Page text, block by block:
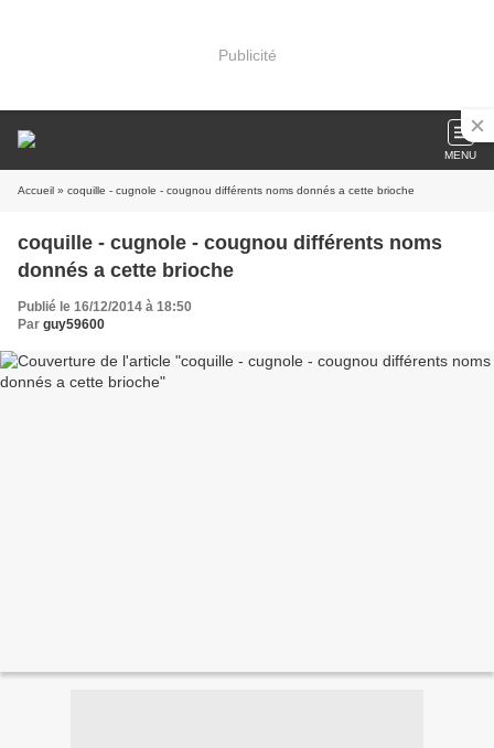
Publicité
MENU
Accueil » coquille - cugnole - cougnou différents noms donnés a cette brioche
coquille - cugnole - cougnou différents noms
donnés a cette brioche
Publié le 16/12/2014 à 18:50
Par guy59600